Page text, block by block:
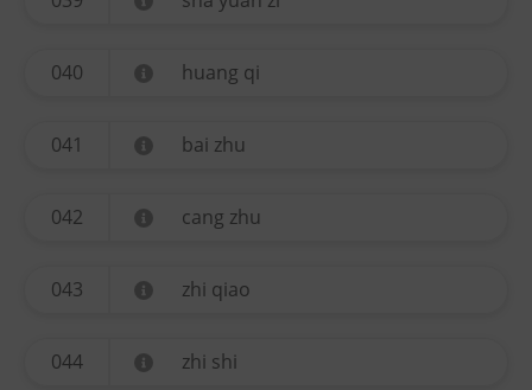
040 huang qi
041 bai zhu
042 cang zhu
043 zhi qiao
044 zhi shi